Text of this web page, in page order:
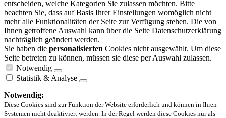
entscheiden, welche Kategorien Sie zulassen möchten. Bitte
beachten Sie, dass auf Basis Ihrer Einstellungen womöglich nicht
mehr alle Funktionalitäten der Seite zur Verfügung stehen. Die von
Ihnen getroffene Auswahl kann über die Seite Datenschutzerklärung
nachträglich geändert werden.
Sie haben die personalisierten Cookies nicht ausgewählt. Um diese
Seite betreten zu können, müssen sie diese per Auswahl zulassen.
Notwendig
Statistik & Analyse
Notwendig:
Diese Cookies sind zur Funktion der Website erforderlich und können in Ihren
Systemen nicht deaktiviert werden. In der Regel werden diese Cookies nur als